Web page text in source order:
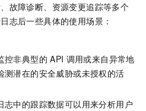
故障诊断、资源变更追踪等多个
志后一些具体的使用场景：
控非典型的 API 调用或来自异常地
测潜在的安全威胁或未授权的活
志中的跟踪数据可以用来分析用户